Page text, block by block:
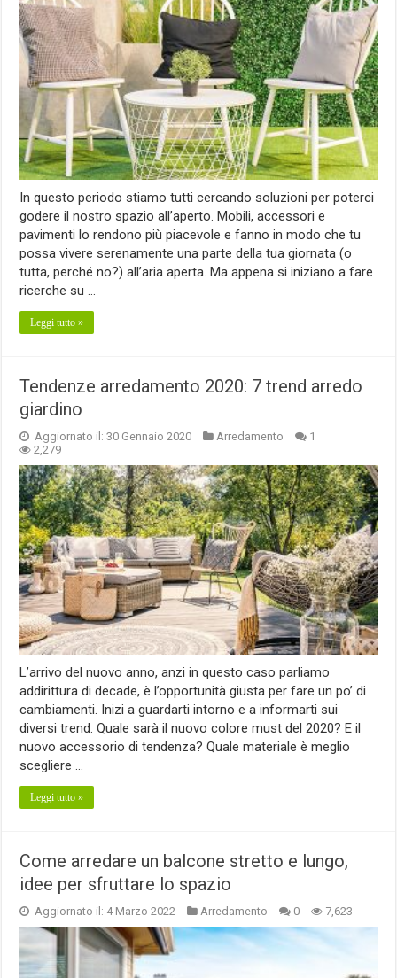
In questo periodo stiamo tutti cercando soluzioni per poterci
godere il nostro spazio all’aperto. Mobili, accessori e
pavimenti lo rendono più piacevole e fanno in modo che tu
possa vivere serenamente una parte della tua giornata (o
tutta, perché no?) all’aria aperta. Ma appena si iniziano a fare
ricerche su …
Leggi tutto »
Tendenze arredamento 2020: 7 trend arredo
giardino
Aggiornato il: 30 Gennaio 2020 Arredamento
1
2,279
L’arrivo del nuovo anno, anzi in questo caso parliamo
addirittura di decade, è l’opportunità giusta per fare un po’ di
cambiamenti. Inizi a guardarti intorno e a informarti sui
diversi trend. Quale sarà il nuovo colore must del 2020? E il
nuovo accessorio di tendenza? Quale materiale è meglio
scegliere …
Leggi tutto »
Come arredare un balcone stretto e lungo,
idee per sfruttare lo spazio
Aggiornato il: 4 Marzo 2022 Arredamento 0 7,623